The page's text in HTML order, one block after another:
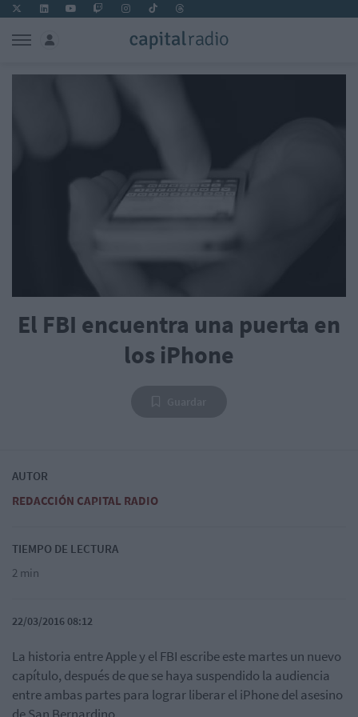
El FBI encuentra una puerta en
los iPhone
AUTOR
REDACCIÓN CAPITAL RADIO
TIEMPO DE LECTURA
2 min
22/03/2016 08:12
La historia entre Apple y el FBI escribe este martes un nuevo
capítulo, después de que se haya suspendido la audiencia
entre ambas partes para lograr liberar el iPhone del asesino
de San Bernardino.